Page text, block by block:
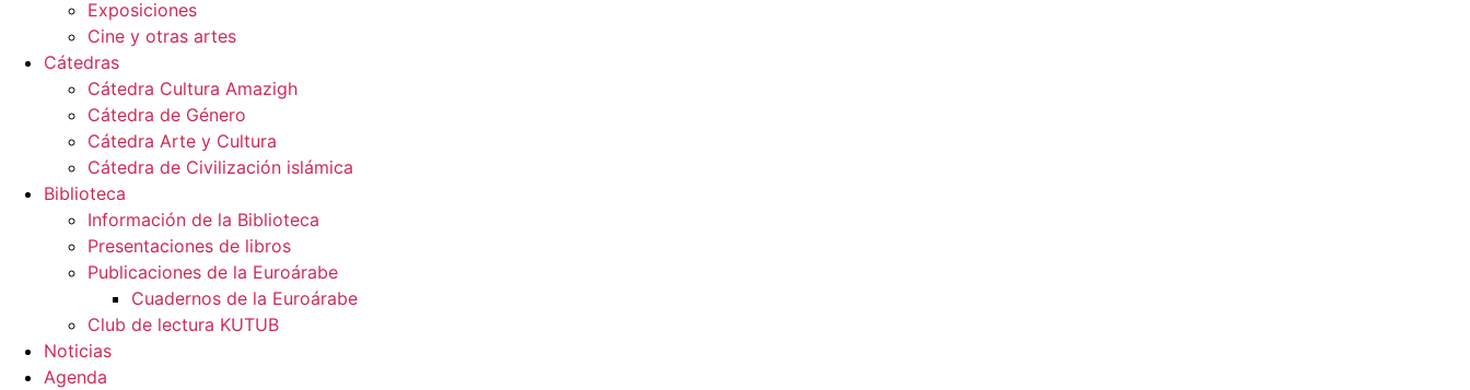
Exposiciones
Cine y otras artes
Cátedras
Cátedra Cultura Amazigh
Cátedra de Género
Cátedra Arte y Cultura
Cátedra de Civilización islámica
Biblioteca
Información de la Biblioteca
Presentaciones de libros
Publicaciones de la Euroárabe
Cuadernos de la Euroárabe
Club de lectura KUTUB
Noticias
Agenda